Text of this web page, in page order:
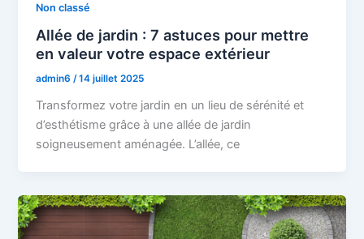
Non classé
Allée de jardin : 7 astuces pour mettre
en valeur votre espace extérieur
admin6/14 juillet 2025
Transformez votre jardin en un lieu de sérénité et
d’esthétisme grâce à une allée de jardin
soigneusement aménagée. L’allée, ce